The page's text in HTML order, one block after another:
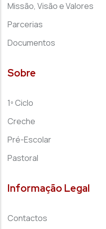
Missão, Visão e Valores
Parcerias
Documentos
Sobre
1º Ciclo
Creche
Pré-Escolar
Pastoral
Informação Legal
Contactos